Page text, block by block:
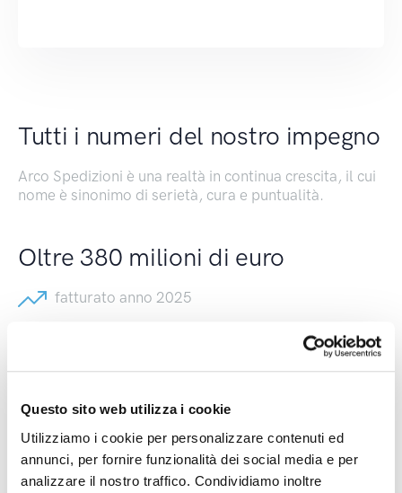
Questo sito web utilizza i cookie
Utilizziamo i cookie per personalizzare contenuti ed
annunci, per fornire funzionalità dei social media e per
analizzare il nostro traffico. Condividiamo inoltre
Tutti i numeri del nostro impegno
Arco Spedizioni è una realtà in continua crescita, il cui
nome è sinonimo di serietà, cura e puntualità.
Oltre 380 milioni di euro
fatturato anno 2025
effettuate nel 2025